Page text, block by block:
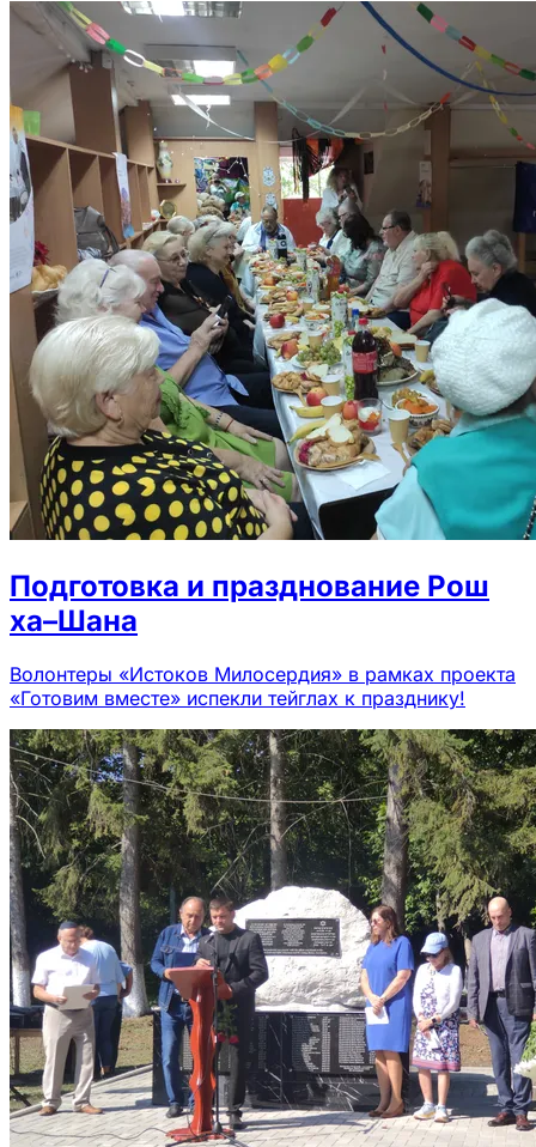
Подготовка и празднование Рош
ха–Шана
Волонтеры «Истоков Милосердия» в рамках проекта
«Готовим вместе» испекли тейглах к празднику!